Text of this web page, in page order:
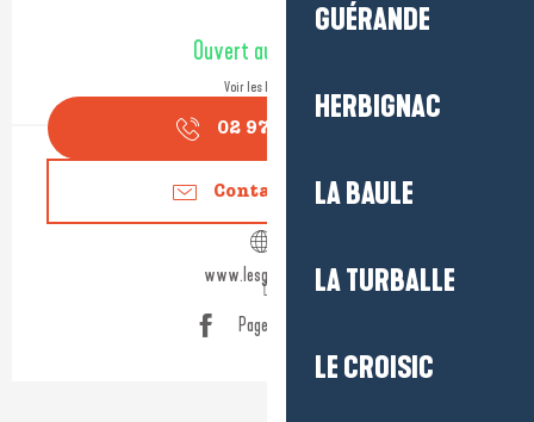
GUÉRANDE
HERBIGNAC
LA BAULE
LA TURBALLE
LE CROISIC
Ouverture et coordonnées
Ouvert aujourd'hui
Voir les horaires
02 97 45 05
Contactez-nous
www.lesgabelous.fr
Page Facebook